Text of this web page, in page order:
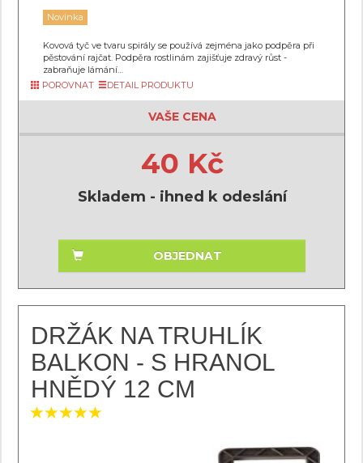
Novinka
Kovová tyč ve tvaru spirály se používá zejména jako podpěra při
pěstování rajčat. Podpěra rostlinám zajišťuje zdravý růst -
zabraňuje lámání…
POROVNAT
DETAIL PRODUKTU
VAŠE CENA
40 Kč
Skladem - ihned k odeslání
OBJEDNAT
DRŽÁK NA TRUHLÍK
BALKON - S HRANOL
HNĚDÝ 12 CM